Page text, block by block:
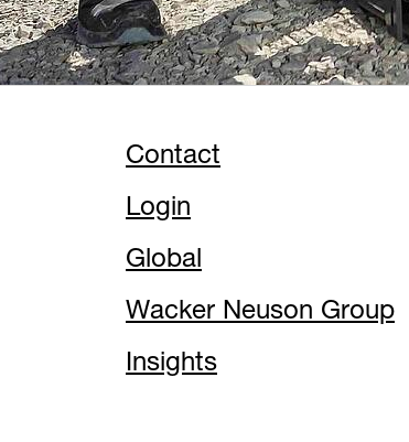
Contact
Login
Global
Wacker Neuson Group
Insights